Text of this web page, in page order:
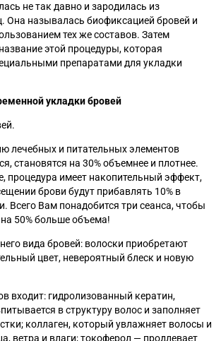
не так давно и зародилась из
Она называлась биофиксацией бровей и
тех же составов. Затем
этой процедуры, которая
препаратами для укладки
укладки бровей
лечебных и питательных элементов
становятся на 30% объемнее и плотнее.
процедура имеет накопительный эффект,
брови будут прибавлять 10% в
Всего Вам понадобится три сеанса, чтобы
50% больше объема!
вида бровей: волоски приобретают
цвет, невероятный блеск и новую
входит: гидролизованный кератин,
в структуру волос и заполняет
коллаген, который увлажняет волосы и
ветра и влаги; токоферол — продлевает